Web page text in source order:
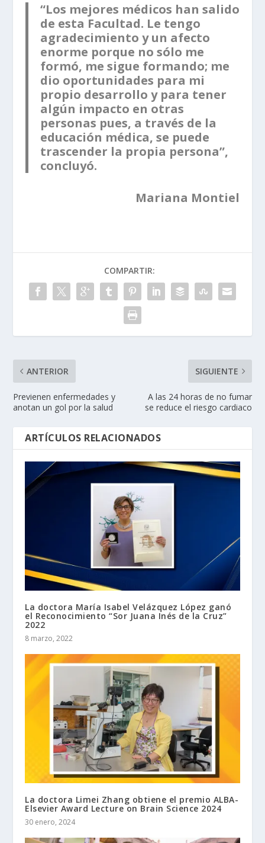
“Los mejores médicos han salido
de esta Facultad. Le tengo
agradecimiento y un afecto
enorme porque no sólo me
formó, me sigue formando; me
dio oportunidades para mi
propio desarrollo y para tener
algún impacto en otras
personas pues, a través de la
educación médica, se puede
trascender la propia persona”,
concluyó.
Mariana Montiel
COMPARTIR:
ANTERIOR
Previenen enfermedades y
anotan un gol por la salud
SIGUIENTE
A las 24 horas de no fumar
se reduce el riesgo cardiaco
ARTÍCULOS RELACIONADOS
La doctora María Isabel Velázquez López ganó
el Reconocimiento “Sor Juana Inés de la Cruz”
2022
8 marzo, 2022
La doctora Limei Zhang obtiene el premio ALBA-
Elsevier Award Lecture on Brain Science 2024
30 enero, 2024